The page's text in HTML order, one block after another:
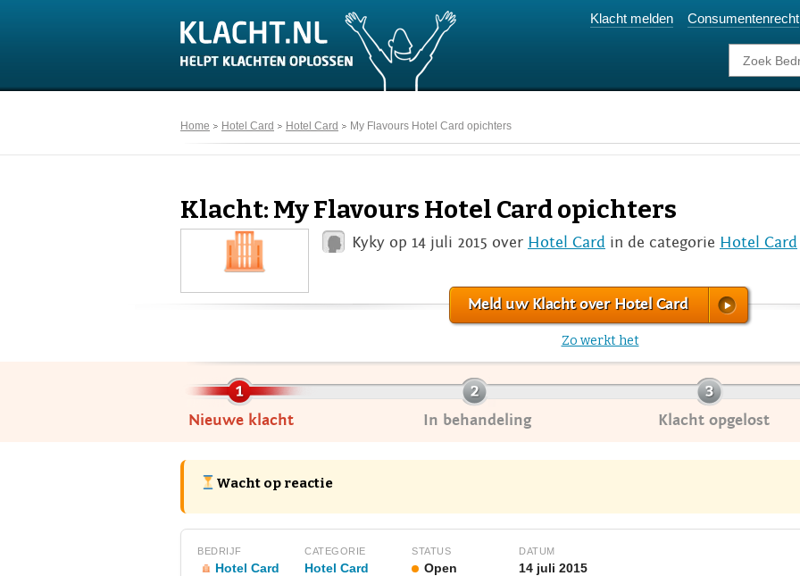
Klacht melden Consumentenrecht
Home Hotel Card Hotel Card My Flavours Hotel Card opichters
Klacht: My Flavours Hotel Card opichters
Kyky op 14 juli 2015 over Hotel Card in de categorie Hotel Card
Meld uw Klacht over Hotel Card
Zo werkt het
Nieuwe klacht In behandeling Klacht opgelost
Wacht op reactie
BEDRIJF
Hotel Card
CATEGORIE
Hotel Card
STATUS
Open
DATUM
14 juli 2015